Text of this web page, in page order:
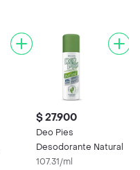
$ 27.900
Deo Pies
Desodorante Natural
107.31/ml